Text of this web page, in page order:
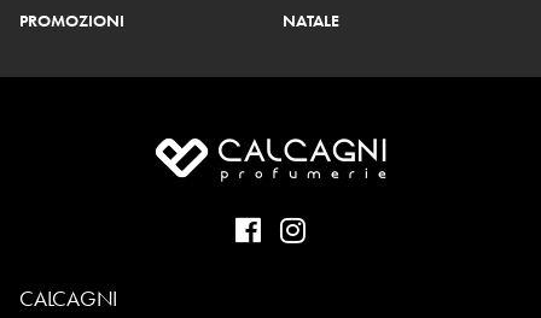
PROMOZIONI NATALE
CALCAGNI